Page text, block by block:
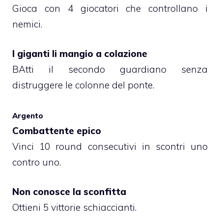
Gioca con 4 giocatori che controllano i
nemici.
I giganti li mangio a colazione
BAtti il secondo guardiano senza
distruggere le colonne del ponte.
Argento
Combattente epico
Vinci 10 round consecutivi in scontri uno
contro uno.
Non conosce la sconfitta
Ottieni 5 vittorie schiaccianti.